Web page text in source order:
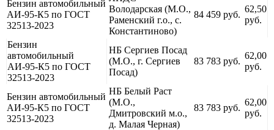
Бензин автомобильный
АИ-95-К5 по ГОСТ
32513-2023
Володарская (М.О.,
Раменский г.о., с.
Константиново)
84 459 руб.
62,50
руб.
Бензин
автомобильный
АИ-95-К5 по ГОСТ
32513-2023
НБ Сергиев Посад
(М.О., г. Сергиев
Посад)
83 783 руб.
62,00
руб.
Бензин автомобильный
АИ-95-К5 по ГОСТ
32513-2023
НБ Белый Раст
(М.О.,
Дмитровский м.о.,
д. Малая Черная)
83 783 руб.
62,00
руб.